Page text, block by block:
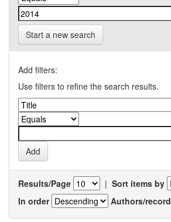
Start a new search
Add filters:
Use filters to refine the search results.
Results/Page | Sort items by
In order
Authors/record